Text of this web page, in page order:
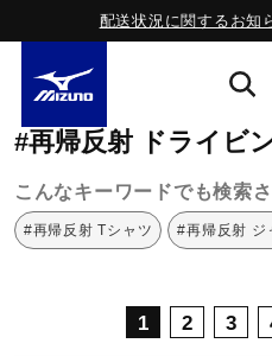
配送状況に関するお知
ライフスタイルウ
ランニング
ミズノ公式オンライン ドラ
#再帰反射 ドライビ
こんなキーワードでも検索
#再帰反射 Tシャツ #再帰反射 ジ
1 2 3